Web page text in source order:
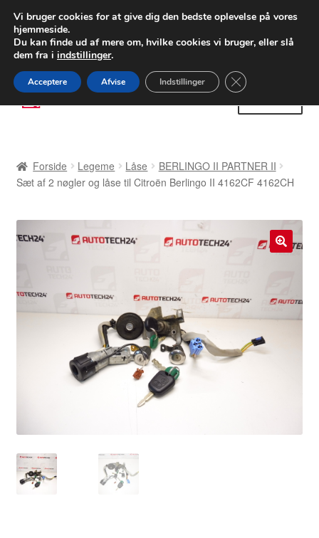
LEVERING fra 55 kr.
FEDEX verdensomspændende forsendelse
80 82 72 02
Spring
til
Spring
til
Betalinger
Klageprocedure
Om os
Forside Legeme Låse
BERLINGO II PARTNER II
Sæt af 2 nøgler og låse til Citroën Berlingo II 4162CF 4162CH
Vi bruger cookies for at give dig den bedste oplevelse på vores
hjemmeside.
Du kan finde ud af mere om, hvilke cookies vi bruger, eller slå
dem fra i indstillinger.
Acceptere Afvise Indstillinger Close GDPR